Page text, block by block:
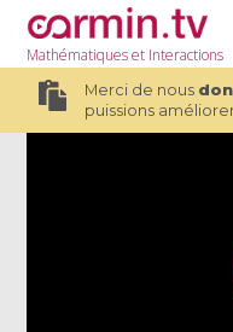
Mathématiqueset Interactions
Merci de nous
puissions